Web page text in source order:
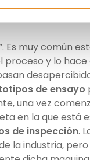
falsas creencias
Es muy común
proceso y lo
de ensayo
una vez
en la que está
de inspección.
la industria,